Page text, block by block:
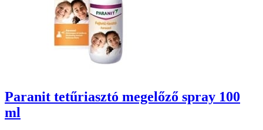
Paranit tetűriasztó megelőző spray 100
ml